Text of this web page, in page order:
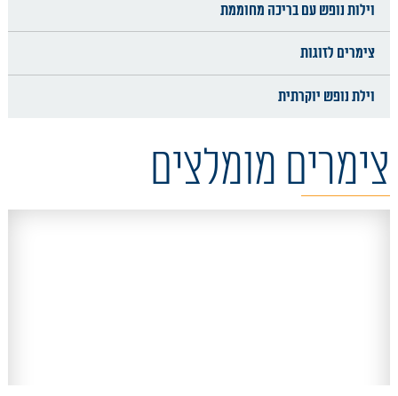
וילות נופש עם בריכה מחוממת
צימרים לזוגות
וילת נופש יוקרתית
צימרים מומלצים